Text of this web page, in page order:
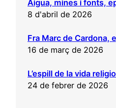
Aigua, mines i fonts,
8 d'abril de 2026
Fra Marc de Cardona,
16 de març de 2026
L’espill de la vida
24 de febrer de 2026